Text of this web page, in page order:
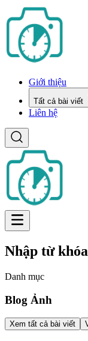
Giới thiệu
Tất cả bài viết
Liên hệ
Nhập từ
Danh mục
Blog Ảnh
Xem tất cả bài viết